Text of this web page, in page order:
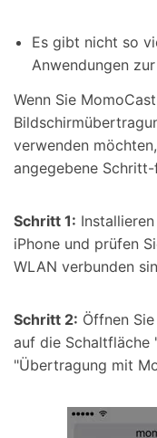
Es gibt nicht so
Anwendungen
Wenn Sie
verwenden
angegebene
Schritt 1:
iPhone und prüfen
WLAN verbunden
Schritt 2: Öffnen
auf die Schaltfläche
"Übertragung mit